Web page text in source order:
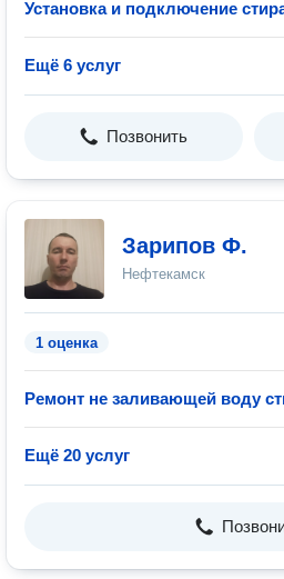
Установка и подключение
Ещё 6 услуг
Позвонить
Зарипов Ф.
Нефтекамск
1 оценка
Ремонт не заливающей воду
Ещё 20 услуг